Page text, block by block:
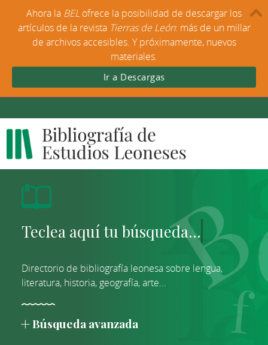
Directorio de bibliografía leonesa sobre lengua,
literatura, historia, geografía, arte...
Búsqueda avanzada
Ahora la BEL ofrece la posibilidad de descargar los
artículos de la revista Tierras de León: más de un millar
de archivos accesibles. Y próximamente, nuevos
materiales.
Ir a Descargas